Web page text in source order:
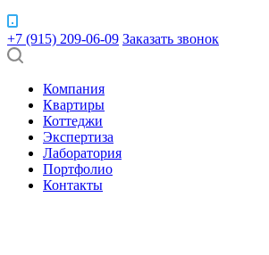
+7 (915) 209-06-09 Заказать звонок
Компания
Квартиры
Коттеджи
Экспертиза
Лаборатория
Портфолио
Контакты